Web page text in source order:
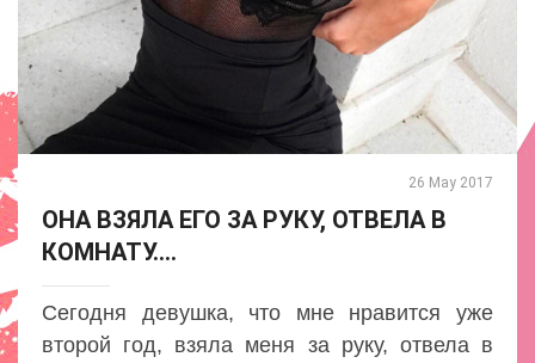
26 May 2017
ОНА ВЗЯЛА ЕГО ЗА РУКУ, ОТВЕЛА В
КОМНАТУ....
Сегодня девушка, что мне нравится уже
второй год, взяла меня за руку, отвела в